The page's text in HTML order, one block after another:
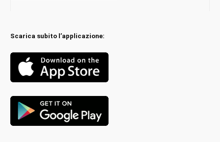
Scarica subito l’applicazione: